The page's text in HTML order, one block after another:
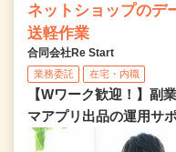
ネットショップのデ
送軽作業
合同会社Re Start
業務委託 在宅・内職
【Wワーク歓迎！】副
マアプリ出品の運用サ